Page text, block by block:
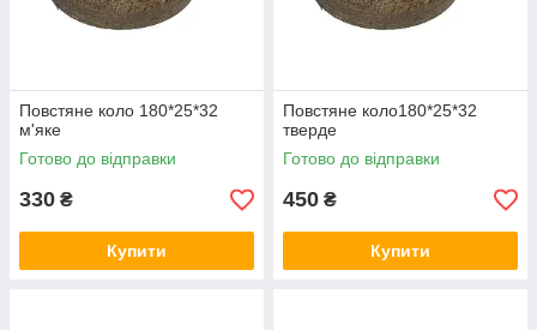
Повстяне коло 180*25*32
м'яке
Готово до відправки
330 ₴
Купити
Повстяне коло180*25*32
тверде
Готово до відправки
450 ₴
Купити